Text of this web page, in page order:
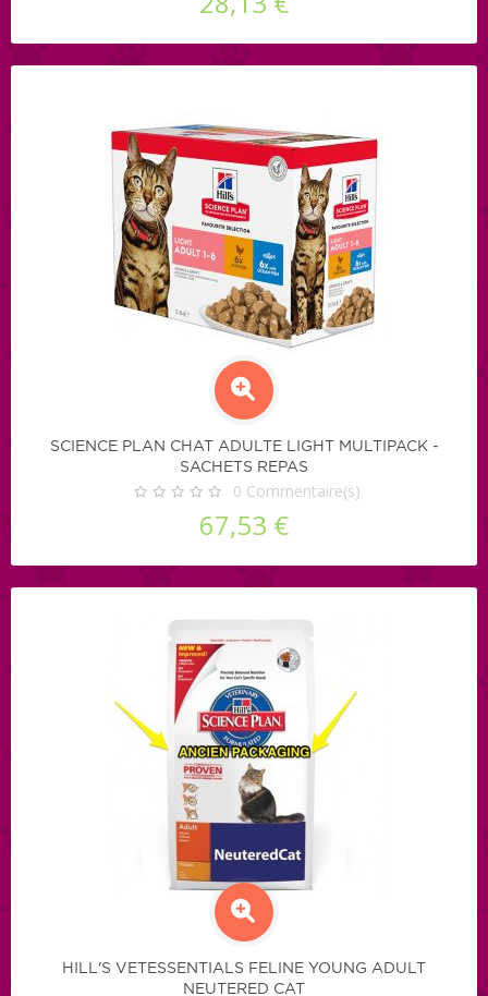
SCIENCE PLAN CHAT ADULTE LIGHT MULTIPACK -
SACHETS REPAS
0 Commentaire(s)
67,53 €
HILL'S VETESSENTIALS FELINE YOUNG ADULT
NEUTERED CAT